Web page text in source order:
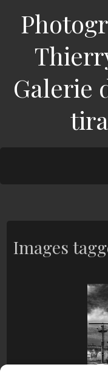
Galerie
Images